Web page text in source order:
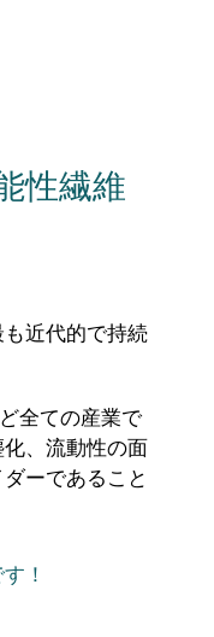
性繊維
近代的で持続
全ての産業で
、流動性の面
ーであること
！